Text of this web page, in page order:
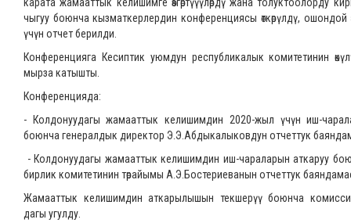
чыгуу боюнча кызматкерлердин конференциясы өткөрүлдү,
үчүн отчет берилди.
Конференцияга Кесиптик уюмдун республикалык комитетинин
мырза катышты.
Конференцияда:
- Колдонуудагы жамааттык келишимдин 2020-жыл үчүн иш-
боюнча генералдык директор Э.Э.Абдыкалыковдун отчеттук
- Колдонуудагы жамааттык келишимдин иш-чараларын аткаруу
бирлик комитетинин төрайымы А.Э.Бостериеванын отчеттук
Жамааттык келишимдин аткарылышын текшерүү боюнча
дагы угулду.